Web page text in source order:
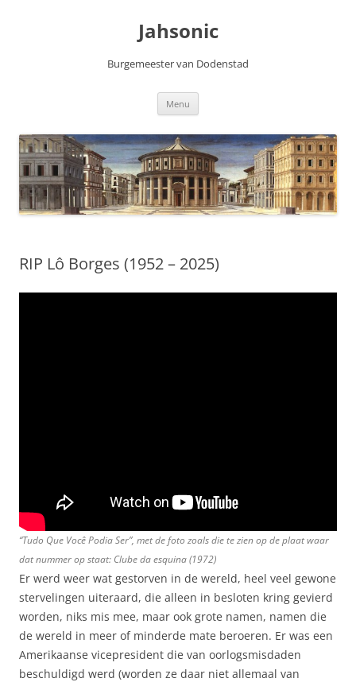
Jahsonic
Burgemeester van Dodenstad
Menu
RIP Lô Borges (1952 – 2025)
“Tudo Que Você Podia Ser”, met de foto zoals die te zien op de plaat waar
dat nummer op staat: Clube da esquina (1972)
Er werd weer wat gestorven in de wereld, heel veel gewone
stervelingen uiteraard, die alleen in besloten kring gevierd
worden, niks mis mee, maar ook grote namen, namen die
de wereld in meer of minderde mate beroeren. Er was een
Amerikaanse vicepresident die van oorlogsmisdaden
beschuldigd werd (worden ze daar niet allemaal van